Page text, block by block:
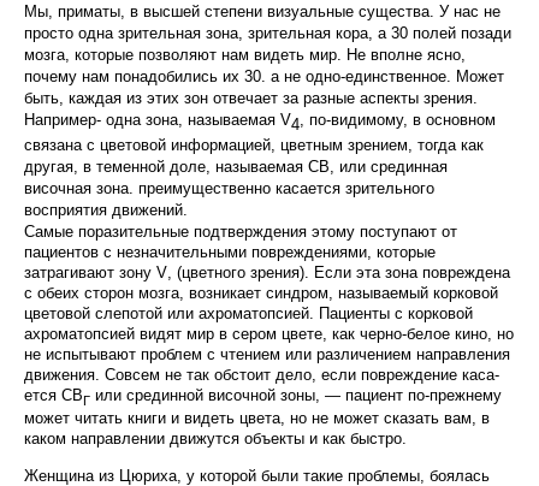
Мы, приматы, в высшей степени визуальные су­щества. У нас не
просто одна зрительная зона, зри­тельная кора, а 30 полей позади
мозга, которые поз­воляют нам видеть мир. Не вполне ясно,
почему нам понадобились их 30. а не одно-единственное. Может
быть, каждая из этих зон отвечает за разные аспекты зрения.
Например- одна зона, называемая V4 , по-ви­димому, в основном
связана с цветовой информаци­ей, цветным зрением, тогда как
другая, в теменной доле, называемая СВ, или срединная
височная зона. преимущественно касается зрительного
восприятия движений.
Самые поразительные подтверждения этому по­ступают от
пациентов с незначительными повреж­дениями, которые
затрагивают зону V , (цветного зрения). Если эта зона повреждена
с обеих сторон моз­га, возникает синдром, называемый корковой
цвето­вой слепотой или ахроматопсией. Пациенты с кор­ковой
ахроматопсией видят мир в сером цвете, как черно-белое кино, но
не испытывают проблем с чте­нием или различением направления
движения. Со­всем не так обстоит дело, если повреждение каса­
ется СВГ или срединной височной зоны, — пациент по-прежнему
может читать книги и видеть цвета, но не может сказать вам, в
каком направлении движутся объекты и как быстро.
Женщина из Цюриха, у которой были такие проб­лемы, боялась